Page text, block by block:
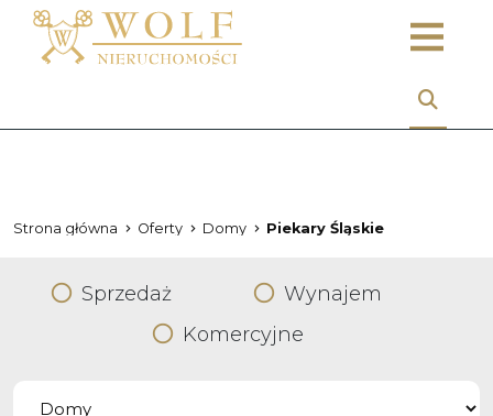
Strona główna Oferty Domy Piekary Śląskie
Sprzedaż
Wynajem
Komercyjne